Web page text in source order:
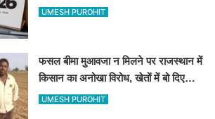
अवकाश, देखें
UMESH PUROHIT
फसल बीमा मुआवजा न मिलने पर राजस्थान में
किसान का अनोखा विरोध, खेतों में बो दिए
500-500 रुपए के नोट, वीडियो वायरल
UMESH PUROHIT